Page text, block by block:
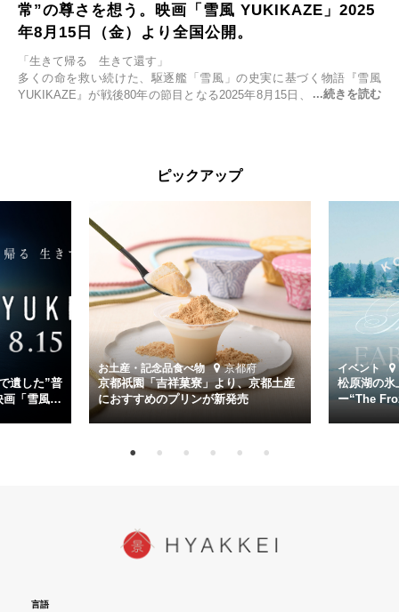
常”の尊さを想う。映画「雪風 YUKIKAZE」2025
年8月15日（金）より全国公開。
「生きて帰る 生きて還す」
多くの命を救い続けた、駆逐艦「雪風」の史実に基づく物語『雪風
YUKIKAZE』が戦後80年の節目となる2025年8月15日、全国公開され
くの仲間の命を救い帰還させ、戦後まで生き抜き「幸運艦」と呼ばれ
主演は「雪風」の艦長・寺澤一利を演じる竹野内豊。先任伍長・早瀬
幸平を玉木宏が演じるほか、奥平大兼、田中麗奈、石丸幹二、益岡徹
など実力派俳優が共演。そして戦艦大和と運命を共にした帝国海軍・
第二艦隊司令長官、伊藤整一を中井貴一が圧倒的な存在感で演じ切
る。
時代が再び、分断と暴力に揺れる現代。本作は「同じ過ちを繰り返す
道を歩んではいないか」と、彼らが命をかけて守りたいと願っ
た”今”を生きる私達に問いかける。戦後80年、戦争の記憶が薄れゆく
今だからこそ、尊い平和の価値を未来に繋ぐ作品『雪風 YUKIKAZE』
を多くの方にご覧いただきたい。
ピックアップ
遺した”普
画「雪風
お土産・記念品食べ物 京都府
京都祇園「吉祥菓寮」より、京都土産
におすすめのプリンが新発売
イベント
松原湖の氷
ー“The
言語